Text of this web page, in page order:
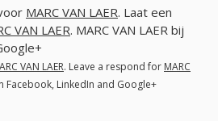
MARC VAN LAER. Laat een
VAN LAER. MARC VAN LAER bij
VAN LAER. Leave a respond for MARC
Facebook, LinkedIn and Google+